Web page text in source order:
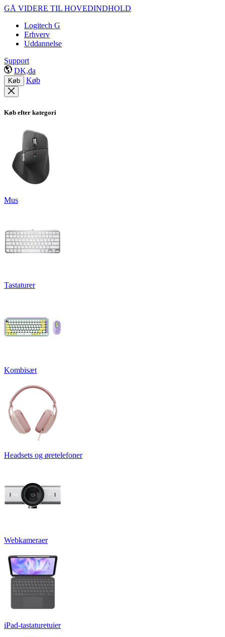
GÅ VIDERE TIL HOVEDINDHOLD
Logitech G
Erhverv
Uddannelse
Support
DK,da
Køb Køb
Køb efter kategori
Mus
Tastaturer
Kombisæt
Headsets og øretelefoner
Webkameraer
iPad-tastaturetuier